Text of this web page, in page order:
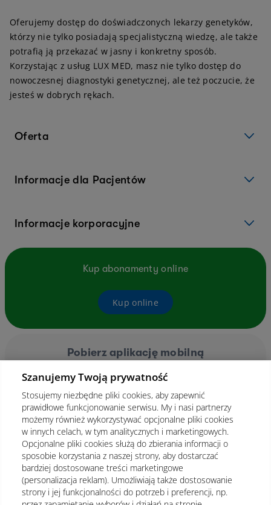
Oferujemy dostęp do doświadczonych lekarzy genetyków,
którzy nie tylko posiadają specjalistyczną wiedzę, ale także
potrafią ją przekazać w jasny i konkretny sposób.
Korzystając z usług LUX MED, masz nie tylko dostęp do
nowoczesnej diagnostyki genetycznej, ale też poczucie, że
jesteś w dobrych rękach.
Oferta
Informacje dla Pacjentów
Informacje korporacyjne
Kup abonamenty online
Kup online
Pobierz aplikację mobilną
Szanujemy Twoją prywatność
Stosujemy niezbędne pliki cookies, aby zapewnić
prawidłowe funkcjonowanie serwisu. My i nasi partnerzy
możemy również wykorzystywać opcjonalne pliki cookies
w innych celach, w tym analitycznych i marketingowych.
Opcjonalne pliki cookies służą do zbierania informacji o
sposobie korzystania z naszej strony, aby dostarczać
bardziej dostosowane treści marketingowe
(personalizacja reklam). Umożliwiają także dostosowanie
strony i jej funkcjonalności do potrzeb i preferencji, np.